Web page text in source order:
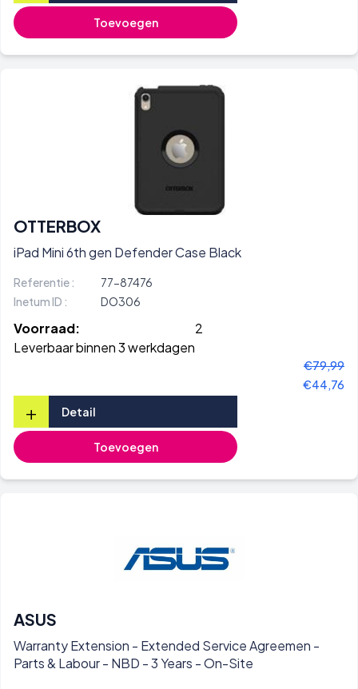
Toevoegen
OTTERBOX
iPad Mini 6th gen Defender Case Black
Referentie :
77-87476
Inetum ID :
DO306
Voorraad:
2
Leverbaar binnen 3 werkdagen
€79,99
€44,76
+ Detail
Toevoegen
ASUS
Warranty Extension - Extended Service Agreemen -
Parts & Labour - NBD - 3 Years - On-Site